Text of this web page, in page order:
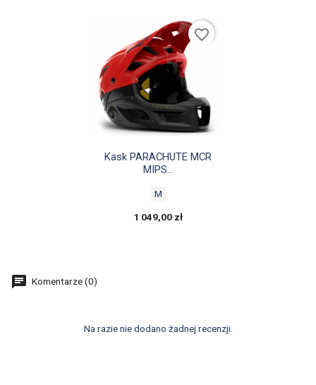
Szybki podgląd
Kask PARACHUTE MCR
MIPS...
M
1 049,00 zł
favorite_border
Komentarze (0)
Na razie nie dodano żadnej recenzji.